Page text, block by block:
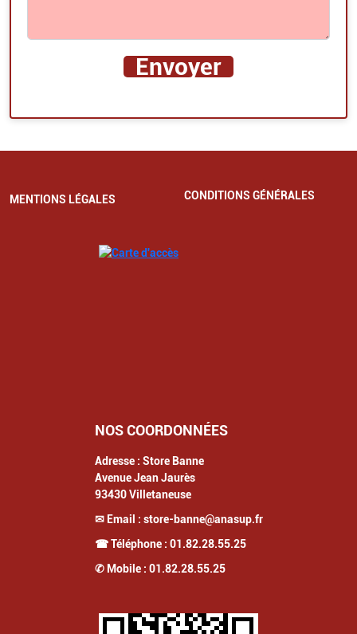
MENTIONS LÉGALES CONDITIONS GÉNÉRALES
NOS COORDONNÉES
Adresse : Store Banne
Avenue Jean Jaurès
93430 Villetaneuse
✉ Email : store-banne@anasup.fr
☎ Téléphone : 01.82.28.55.25
✆ Mobile : 01.82.28.55.25